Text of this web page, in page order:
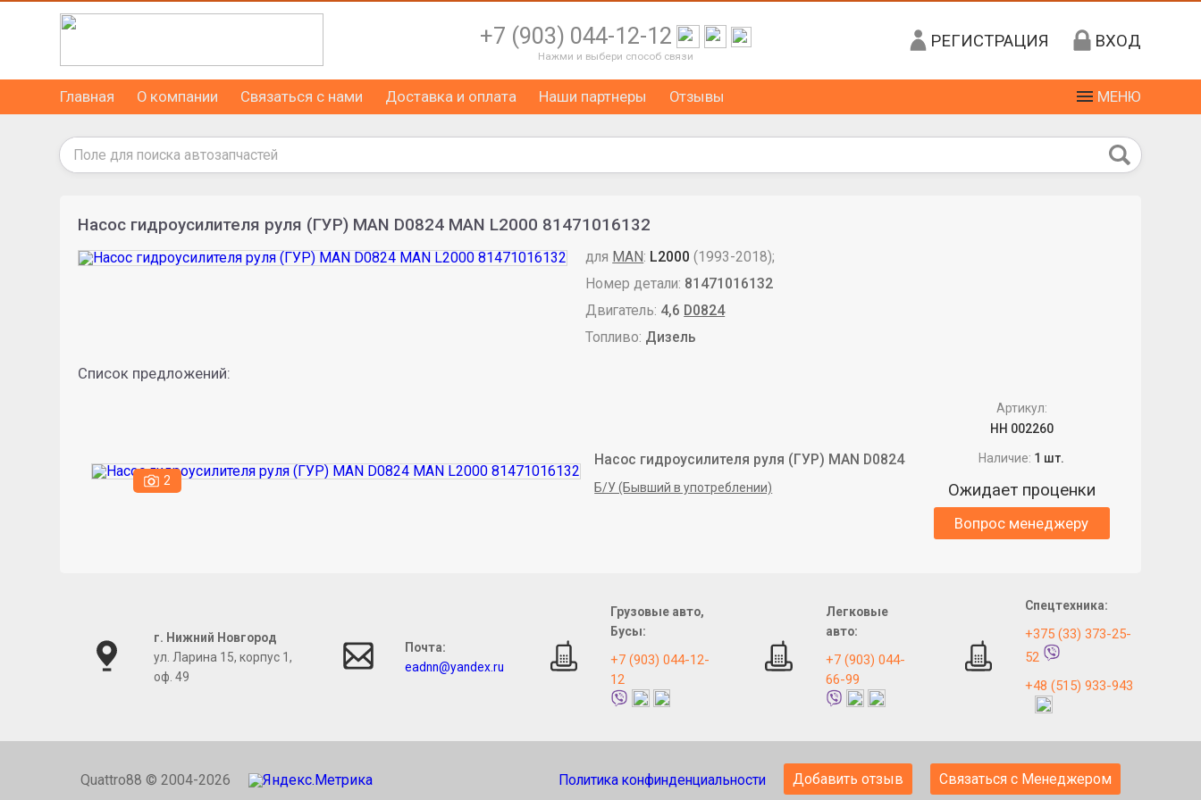
+7 (903) 044-12-12
Нажми и выбери способ связи
РЕГИСТРАЦИЯ ВХОД
Главная О компании Связаться с нами Доставка и оплата Наши партнеры Отзывы МЕНЮ
Насос гидроусилителя руля (ГУР) MAN D0824 MAN L2000 81471016132
для MAN: L2000 (1993-2018);
Номер детали: 81471016132
Двигатель: 4,6 D0824
Топливо: Дизель
Список предложений:
2
Насос гидроусилителя руля (ГУР) MAN D0824
Б/У (Бывший в употреблении)
Артикул:
НН 002260
Наличие: 1 шт.
Ожидает проценки
Вопрос менеджеру
г. Нижний Новгород
ул. Ларина 15, корпус 1,
оф. 49
Почта:
eadnn@yandex.ru
Грузовые авто,
Бусы:
+7 (903) 044-12-
12
Легковые
авто:
+7 (903) 044-
66-99
Спецтехника:
+375 (33) 373-25-
52
+48 (515) 933-943
Quattro88 © 2004-2026 Политика конфинденциальности Добавить отзыв Связаться с Менеджером